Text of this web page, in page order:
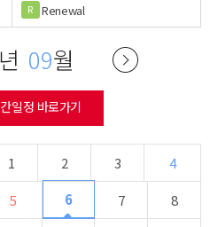
R Renewal
09월
일정 바로가기
1 2 3
4
5
6 7
8